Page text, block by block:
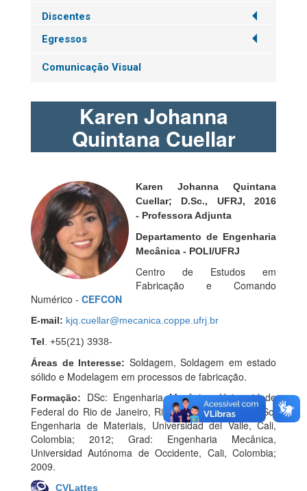
Discentes
Egressos
Comunicação Visual
Karen Johanna
Quintana Cuellar
Karen Johanna Quintana
Cuellar; D.Sc., UFRJ, 2016
- Professora Adjunta
Departamento de Engenharia
Mecânica - POLI/UFRJ
Centro de Estudos em
Fabricação e Comando
Numérico - CEFCON
E-mail: kjq.cuellar@mecanica.coppe.ufrj.br
Tel. +55(21) 3938-
Áreas de Interesse: Soldagem, Soldagem em estado
sólido e Modelagem em processos de fabricação.
Formação: DSc: Engenharia Mecânica, Universidade
Federal do Rio de Janeiro, Rio de Janeiro; 2016; MSc:
Engenharia de Materiais, Universidad del Valle, Cali,
Colombia; 2012; Grad: Engenharia Mecânica,
Universidad Autónoma de Occidente, Cali, Colombia;
2009.
CVLattes